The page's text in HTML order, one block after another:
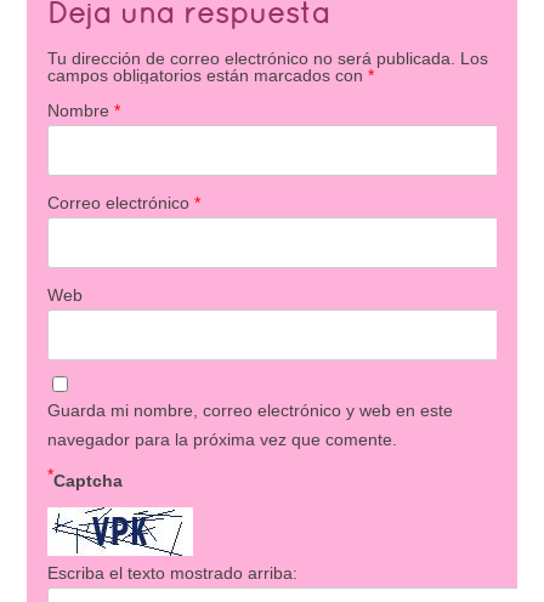
Deja una respuesta
Tu dirección de correo electrónico no será publicada.
Los
campos obligatorios están marcados con *
Nombre *
Correo electrónico *
Web
Guarda mi nombre, correo electrónico y web en este
navegador para la próxima vez que comente.
Captcha
*
Escriba el texto mostrado arriba: